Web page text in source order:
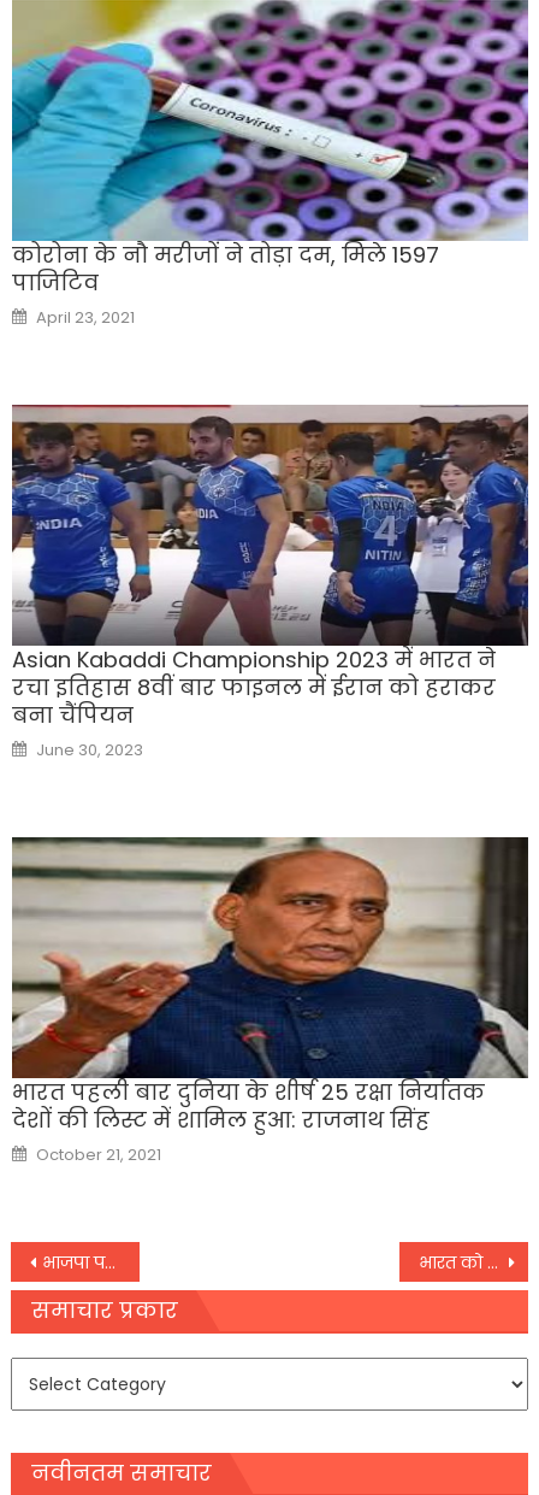
कोरोना के नौ मरीजों ने तोड़ा दम, मिले 1597
पाजिटिव
Posted
on
April 23, 2021
Asian Kabaddi Championship 2023 में भारत ने
रचा इतिहास 8वीं बार फाइनल में ईरान को हराकर
बना चैंपियन
Posted
on
June 30, 2023
भारत पहली बार दुनिया के शीर्ष 25 रक्षा निर्यातक
देशों की लिस्ट में शामिल हुआ: राजनाथ सिंह
Posted
on
October 21, 2021
Post
navigation
भाजपा पर फिर बरसी शिवसेना, कहा- बंगाल में हार के लिए आपका ‘अहंकार’ जिम्मेदार भारत को कोरोना संकट से उबारने के लिए इजराइल भेज रहा है जीवन रक्षक उपकरण
समाचार प्रकार
नवीनतम समाचार